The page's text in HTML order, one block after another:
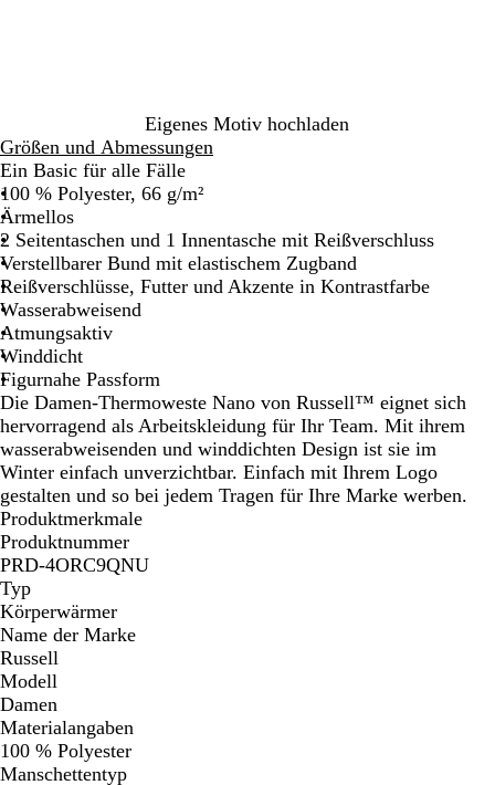
c
h
e
s
M
a
r
i
n
e
b
l
a
u
v
g
r
ü
n
Eigenes Motiv hochladen
Größen und Abmessungen
Ein Basic für alle Fälle
100 % Polyester, 66 g/m²
Ärmellos
2 Seitentaschen und 1 Innentasche mit Reißverschluss
Verstellbarer Bund mit elastischem Zugband
Reißverschlüsse, Futter und Akzente in Kontrastfarbe
Wasserabweisend
Atmungsaktiv
Winddicht
Figurnahe Passform
Die Damen-Thermoweste Nano von Russell™ eignet sich
hervorragend als Arbeitskleidung für Ihr Team. Mit ihrem
wasserabweisenden und winddichten Design ist sie im
Winter einfach unverzichtbar. Einfach mit Ihrem Logo
gestalten und so bei jedem Tragen für Ihre Marke werben.
Produktmerkmale
Produktnummer
PRD-4ORC9QNU
Typ
Körperwärmer
Name der Marke
Russell
Modell
Damen
Materialangaben
100 % Polyester
Manschettentyp